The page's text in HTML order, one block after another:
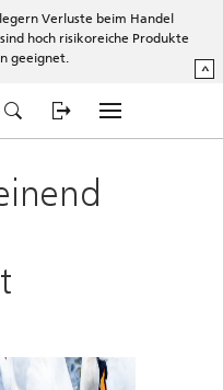
Verluste beim Handel
hoch risikoreiche Produkte
geeignet.
^